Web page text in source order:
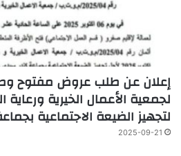
لجمعية الأعمال الخيرية
لتجهيز الضيعة الاجتماعية
2025-09-21